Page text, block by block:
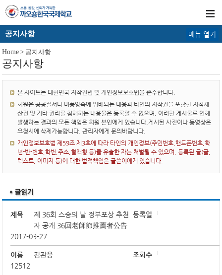
공지사항 메뉴 열기
Home > 공지사항
공지사항
본 사이트는 대한민국 저작권법 및 개인정보보호법을 준수합니다.
회원은 공공질서나 미풍양속에 위배되는 내용과 타인의 저작권을 포함한 지적재
산권 및 기타 권리를 침해하는 내용물은 등록할 수 없으며, 이러한 게시물로 인해
발생하는 결과의 모든 책임은 회원 본인에게 있습니다.게시된 사진이나 동영상은
요청시에 삭제가능합니다. 관리자에게 문의바랍니다.
개인정보보호법 제59조 제3호에 따라 타인의 개인정보(주민번호,핸드폰번호,학
년-반-번호,학번,주소,혈액형 등)를 유출한 자는 처벌될 수 있으며, 등록된 글(글,
텍스트, 이미지 등)에 대한 법적책임은 글쓴이에게 있습니다.
제목
제 36회 스승의 날 정부포상 추천
자 공개 36回老師節推薦者公告
등록일
2017-03-27
이름 김관응
조회수
12512